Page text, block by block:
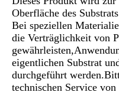
Oberfläche des
Bei speziellen
die Verträglichkeit von
eigentlichen Substrat
durchgeführt
technischen Service